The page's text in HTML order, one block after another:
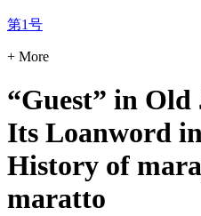
第1号
+ More
“Guest” in Old
Its Loanword
History of
maratto